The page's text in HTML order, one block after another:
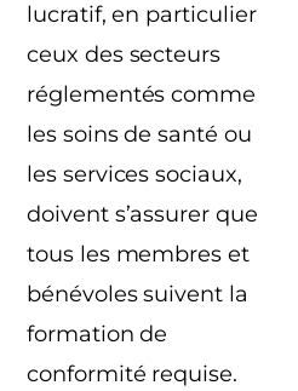
lucratif, en particulier
ceux des secteurs
réglementés comme
les soins de santé ou
les services sociaux,
doivent s’assurer que
tous les membres et
bénévoles suivent la
formation de
conformité requise.